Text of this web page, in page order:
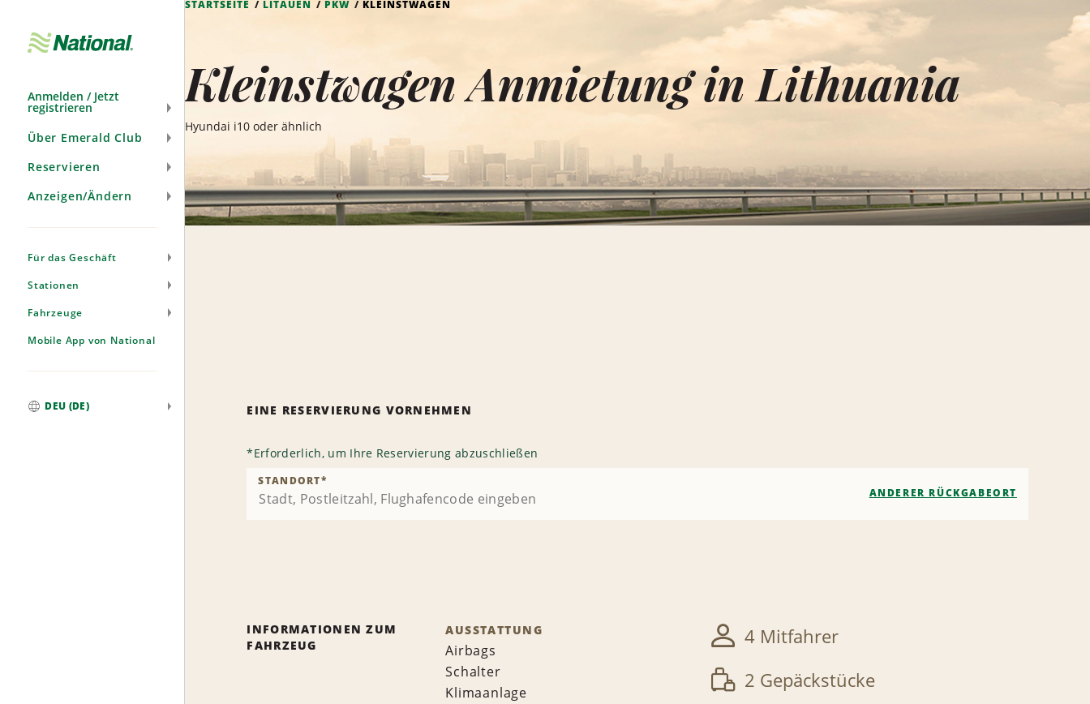
Anmelden / Jetzt
registrieren
Über Emerald Club
Reservieren
Anzeigen/Ändern
Für das Geschäft
Stationen
Fahrzeuge
Mobile App von National
DEU (DE)
STARTSEITE LITAUEN PKW KLEINSTWAGEN
Kleinstwagen Anmietung in Lithuania
Hyundai i10 oder ähnlich
EINE RESERVIERUNG VORNEHMEN
*Erforderlich, um Ihre Reservierung abzuschließen
STANDORT*
ANDERER RÜCKGABEORT
INFORMATIONEN ZUM
FAHRZEUG
AUSSTATTUNG
Airbags
Schalter
Klimaanlage
4 Mitfahrer
2 Gepäckstücke